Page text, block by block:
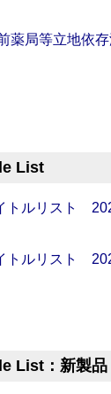
薬局等立地依
List
トルリスト
トルリスト
List：新製品